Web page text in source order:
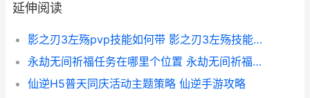
延伸阅读
影之刃3左殇pvp技能如何带 影之刃3左殇技能链搭配
永劫无间祈福任务在哪里个位置 永劫无间祈福人物
仙逆H5普天同庆活动主题策略 仙逆手游攻略